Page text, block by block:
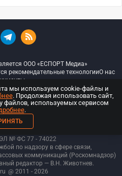
ООО «ЕСПОРТ Медиа»
рекомендательные технологииО нас
— Все права защищены
о регистрации средств массовой
№ ФС 77 - 74022
по надзору в сфере связи,
коммуникаций (Роскомнадзор)
редактор — В.Н. Животнев.
@ 2011 - 2026
мы используем cookie-файлы и
. Продолжая использовать сайт,
файлов, используемых сервисом
.